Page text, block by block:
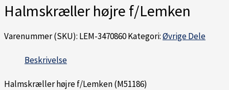
Halmskræller højre f/Lemken
Varenummer (SKU): LEM-3470860Kategori:Øvrige Dele
Beskrivelse
Halmskræller højre f/Lemken (M51186)